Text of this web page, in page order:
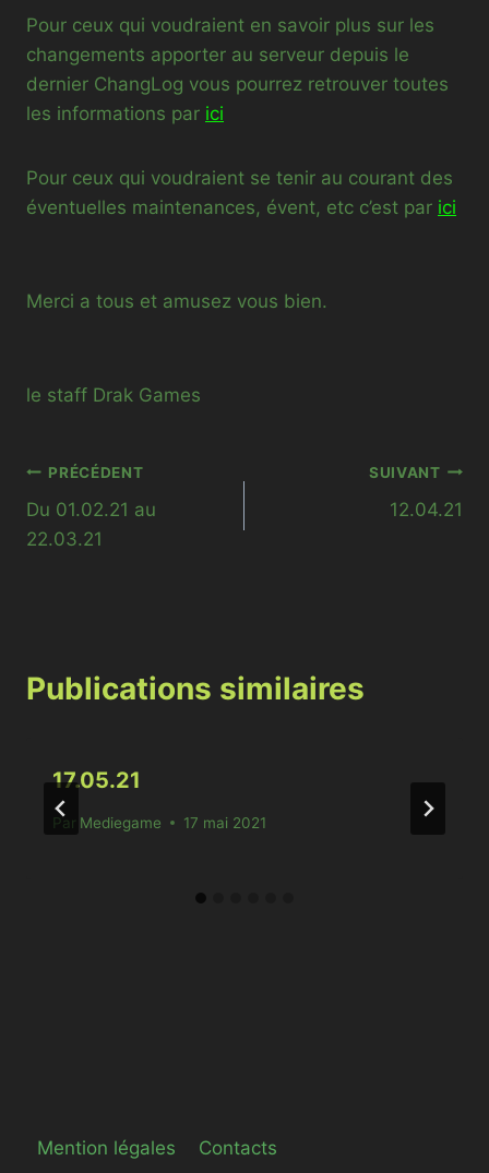
Pour ceux qui voudraient en savoir plus sur les
changements apporter au serveur depuis le
dernier ChangLog vous pourrez retrouver toutes
les informations par ici
Pour ceux qui voudraient se tenir au courant des
éventuelles maintenances, évent, etc c’est par ici
Merci a tous et amusez vous bien.
le staff Drak Games
Navigation
de
PRÉCÉDENT
Du 01.02.21 au
22.03.21
SUIVANT
12.04.21
Publications similaires
17.05.21
Par Mediegame 17 mai 2021
Mention légales Contacts